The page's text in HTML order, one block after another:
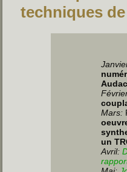
techniques
Mars:
un
Avril: